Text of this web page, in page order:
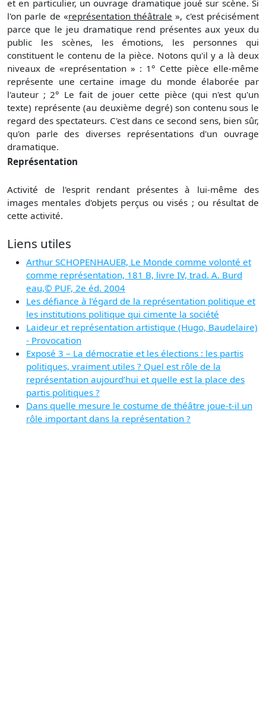
et en particulier, un ouvrage dramatique joué sur scène. Si
l'on parle de «représentation théâtrale », c'est précisément
parce que le jeu dramatique rend présentes aux yeux du
public les scènes, les émotions, les personnes qui
constituent le contenu de la pièce. Notons qu'il y a là deux
niveaux de «représentation » : 1° Cette pièce elle-même
représente une certaine image du monde élaborée par
l'auteur ; 2° Le fait de jouer cette pièce (qui n'est qu'un
texte) représente (au deuxième degré) son contenu sous le
regard des spectateurs. C'est dans ce second sens, bien sûr,
qu'on parle des diverses représentations d'un ouvrage
dramatique.
Représentation
Activité de l'esprit rendant présentes à lui-même des
images mentales d'objets perçus ou visés ; ou résultat de
cette activité.
Liens utiles
Arthur SCHOPENHAUER, Le Monde comme volonté et
comme représentation, 181 B, livre IV, trad. A. Burd
eau,© PUF, 2e éd. 2004
Les défiance à l’égard de la représentation politique et
les institutions politique qui cimente la société
Laideur et représentation artistique (Hugo, Baudelaire)
- Provocation
Exposé 3 – La démocratie et les élections : les partis
politiques, vraiment utiles ? Quel est rôle de la
représentation aujourd’hui et quelle est la place des
partis politiques ?
Dans quelle mesure le costume de théâtre joue-t-il un
rôle important dans la représentation ?